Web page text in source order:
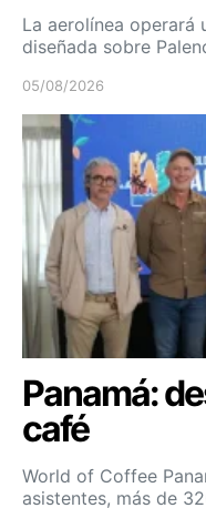
La aerolínea operará
diseñada sobre
05/08/2026
Panamá:
café
World of Coffee
asistentes, más de